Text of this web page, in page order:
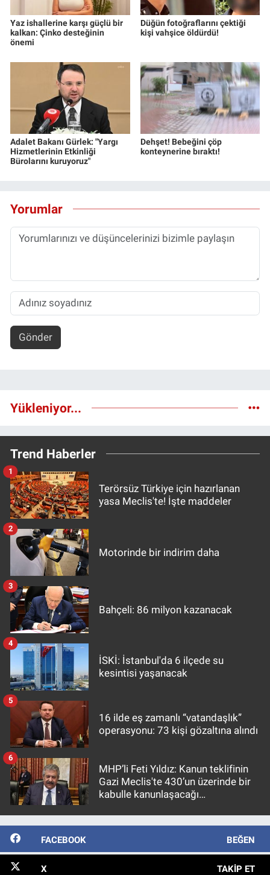
Yaz ishallerine karşı güçlü bir
kalkan: Çinko desteğinin
önemi
Düğün fotoğraflarını çektiği
kişi vahşice öldürdü!
Adalet Bakanı Gürlek: "Yargı
Hizmetlerinin Etkinliği
Bürolarını kuruyoruz"
Dehşet! Bebeğini çöp
konteynerine bıraktı!
Yorumlar
Gönder
Yükleniyor...
Trend Haberler
Terörsüz Türkiye için hazırlanan
yasa Meclis'te! İşte maddeler
1
Motorinde bir indirim daha
2
Bahçeli: 86 milyon kazanacak
3
İSKİ: İstanbul'da 6 ilçede su
kesintisi yaşanacak
4
16 ilde eş zamanlı “vatandaşlık”
operasyonu: 73 kişi gözaltına alındı
5
MHP’li Feti Yıldız: Kanun teklifinin
Gazi Meclis'te 430’un üzerinde bir
kabulle kanunlaşacağı
6
FACEBOOK BEĞEN
X TAKIP ET
Yerel Yaşam
Canlı Yayın